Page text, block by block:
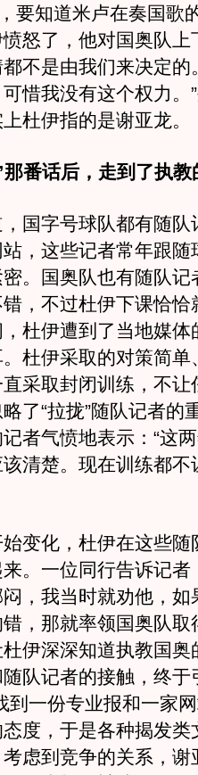
要知道米卢在奏国歌
怒了，他对国奥队上
不是由我们来决定的
惜我没有这个权力。
杜伊指的是谢亚龙。
番话后，走到了执教
字号球队都有随队
，这些记者常年跟随
。国奥队也有随队记
，不过杜伊下课恰恰
杜伊遭到了当地媒体
杜伊采取的对策简单
采取封闭训练，不让
了“拉拢”随队记者的
者气愤地表示：“这
清楚。现在训练都不
化，杜伊在这些随
。一位同行告诉记者
，我当时就劝他，如
，那就率领国奥队取
伊深深知道执教国奥
队记者的接触，终于
到一份专业报和一家
度，于是各种揭发类
虑到竞争的关系，谢